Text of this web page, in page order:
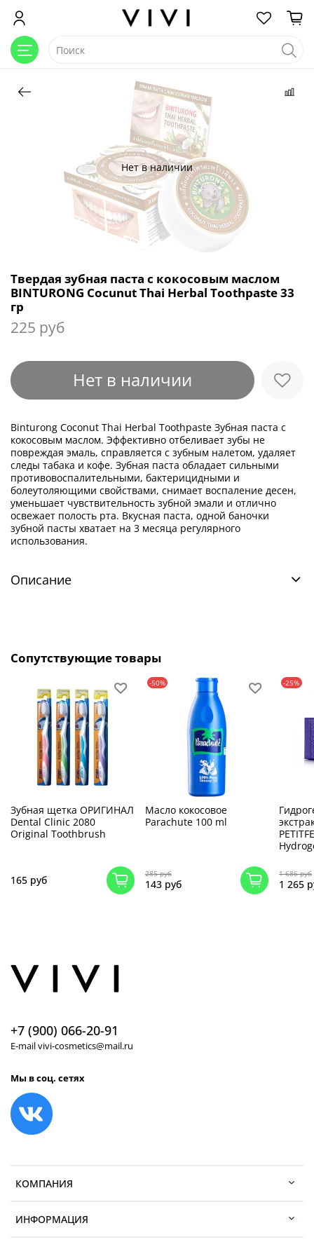
Нет в наличии
Твердая зубная паста с кокосовым маслом
BINTURONG Cocunut Thai Herbal Toothpaste 33
гр
225 руб
Нет в наличии
Binturong Coconut Thai Herbal Toothpaste Зубная паста с
кокосовым маслом. Эффективно отбеливает зубы не
повреждая эмаль, справляется с зубным налетом, удаляет
следы табака и кофе. Зубная паста обладает сильными
противовоспалительными, бактерицидными и
болеутоляющими свойствами, снимает воспаление десен,
уменьшает чувствительность зубной эмали и отлично
освежает полость рта. Вкусная паста, одной баночки
зубной пасты хватает на 3 месяца регулярного
использования.
Описание
Сопутствующие товары
Зубная щетка ОРИГИНАЛ
Dental Clinic 2080
Original Toothbrush
165 руб
-50%
Масло кокосовое
Parachute 100 ml
285 руб
143 руб
-25%
1 686 руб
1 265
КОМПАНИЯ
ИНФОРМАЦИЯ
+7 (900) 066-20-91
E-mail vivi-cosmetics@mail.ru
Мы в соц. сетях